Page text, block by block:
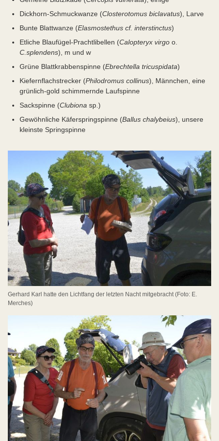
Dickhorn-Schmuckwanze (Closterotomus biclavatus), Larve
Bunte Blattwanze (Elasmostethus cf. interstinctus)
Etliche Blaufügel-Prachtlibellen (Calopteryx virgo o.
C. splendens), m und w
Grüne Blattkrabbenspinne (Ebrechtella tricuspidata)
Kiefernflachstrecker (Philodromus collinus), Männchen, eine
grünlich-gold schimmernde Laufspinne
Sackspinne (Clubiona sp.)
Gewöhnliche Käferspringspinne (Ballus chalybeius), unsere
kleinste Springspinne
Gerhard Karl hatte den Lichtfang der letzten Nacht mitgebracht (Foto: E.
Merches)